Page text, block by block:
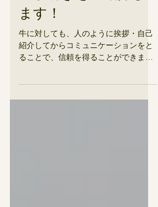
い方へ】アニマル・
コミュニケーション
の手引きをご紹介し
ます！
牛に対しても、人のように挨拶・自己
紹介してからコミュニケーションをと